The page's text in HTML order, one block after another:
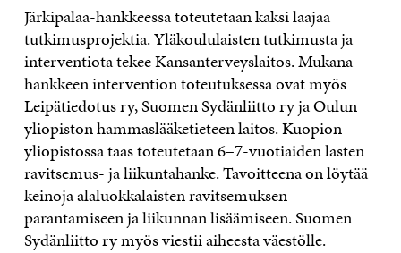
Järkipalaa-hankkeessa toteutetaan kaksi laajaa
tutkimusprojektia. Yläkoululaisten tutkimusta ja
interventiota tekee Kansanterveyslaitos. Mukana
hankkeen intervention toteutuksessa ovat myös
Leipätiedotus ry, Suomen Sydänliitto ry ja Oulun
yliopiston hammaslääketieteen laitos. Kuopion
yliopistossa taas toteutetaan 6–7-vuotiaiden lasten
ravitsemus- ja liikuntahanke. Tavoitteena on löytää
keinoja alaluokkalaisten ravitsemuksen
parantamiseen ja liikunnan lisäämiseen. Suomen
Sydänliitto ry myös viestii aiheesta väestölle.